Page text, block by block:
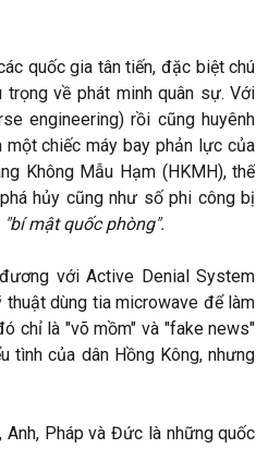
quốc gia tân tiến, đặc biệt chú
về phát minh quân sự. Với
engineering) rồi cũng huyênh
một chiếc máy bay phản lực của
Không Mẫu Hạm (HKMH), thế
hủy cũng như số phi công bị
"bí mật quốc phòng".
với Active Denial System
thuật dùng tia microwave để làm
chỉ là "võ mồm" và "fake news"
tình của dân Hồng Kông, nhưng
Pháp và Đức là những quốc